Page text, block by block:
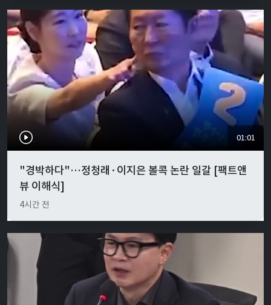
01:01
"경박하다"…정청래·이지은 볼콕 논란 일갈 [팩트앤
뷰 이해식]
4시간 전